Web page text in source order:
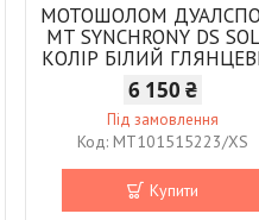
МОТОШОЛОМ
MT SYNCHRONY DS
КОЛІР БІЛИЙ
6 150 ₴
Під замовлення
MT101515223/XS
Купити